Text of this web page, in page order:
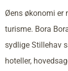
Øens økonomi er
turisme. Bora
sydlige Stillehav
hoteller,